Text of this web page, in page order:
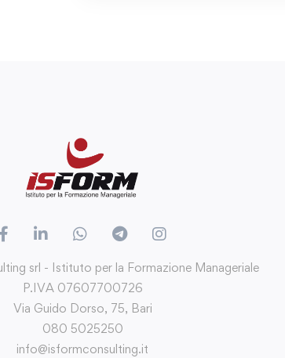
srl - Istituto per la Formazione Manageriale
P.IVA 07607700726
Via Guido Dorso, 75, Bari
080 5025250
info@isformconsulting.it